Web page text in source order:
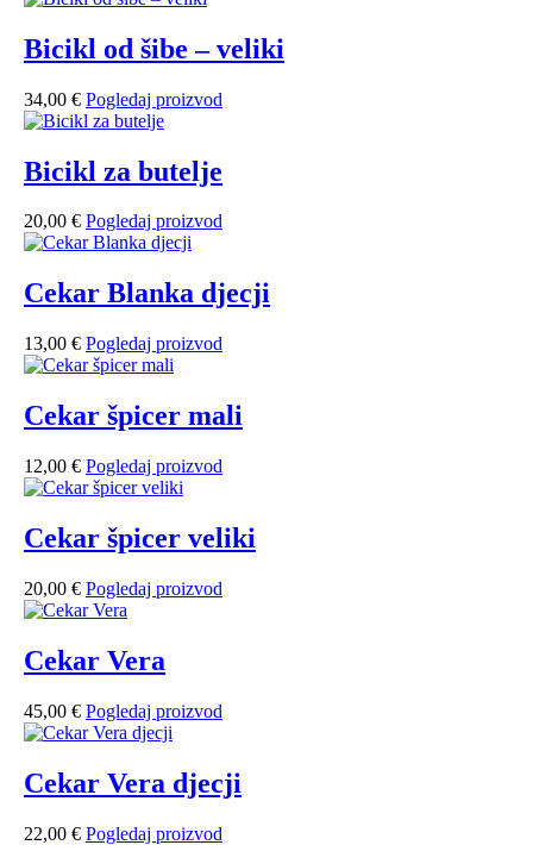
Bicikl od šibe – veliki
34,00 € Pogledaj proizvod
Bicikl za butelje
20,00 € Pogledaj proizvod
Cekar Blanka djecji
13,00 € Pogledaj proizvod
Cekar špicer mali
12,00 € Pogledaj proizvod
Cekar špicer veliki
20,00 € Pogledaj proizvod
Cekar Vera
45,00 € Pogledaj proizvod
Cekar Vera djecji
22,00 € Pogledaj proizvod